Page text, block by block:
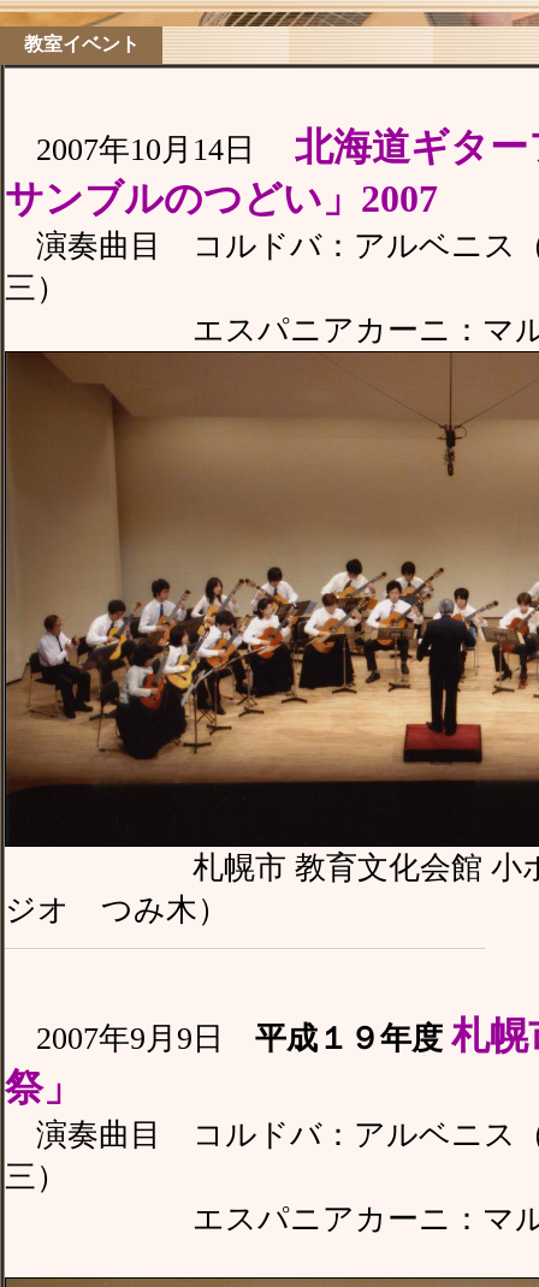
教室イベント
2007年10月14日
北海道ギタ
サンブルのつどい」2007
演奏曲目 コルドバ：アルベニス
三）
エスパニアカーニ：マルキ
札幌市 教育文化会館 小ホ
ジオ つみ木）
2007年9月9日 平成１９年度札幌
祭」
演奏曲目 コルドバ：アルベニス
三）
エスパニアカーニ：マルキ